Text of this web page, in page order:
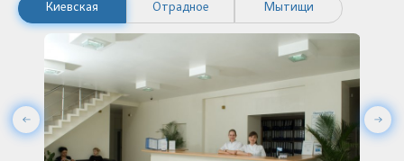
Киевская Отрадное Мытищи